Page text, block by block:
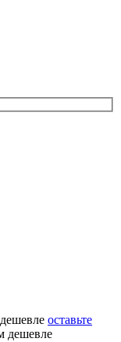
оставьте
дешевле